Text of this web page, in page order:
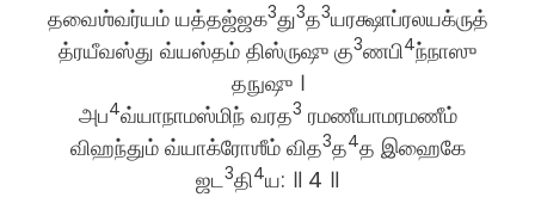
தவைஶ்வர்யம் யத்தஜ்ஜக3து3த3யரக்ஷாப்ரலயக்ருத்
த்ரயீவஸ்து வ்யஸ்தம் திஸ்ருஷு கு3ணபி4ந்நாஸு
தநுஷு ।
அப4வ்யாநாமஸ்மிந் வரத3 ரமணீயாமரமணீம்
விஹந்தும் வ்யாக்ரோஶீம் வித3த4த இஹைகே
ஜட3தி4ய: ॥ 4 ॥